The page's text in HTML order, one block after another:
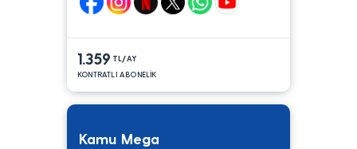
1.359 TL/AY
KONTRATLI ABONELİK
Kamu Mega